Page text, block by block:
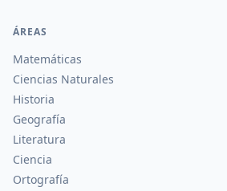
ÁREAS
Matemáticas
Ciencias Naturales
Historia
Geografía
Literatura
Ciencia
Ortografía